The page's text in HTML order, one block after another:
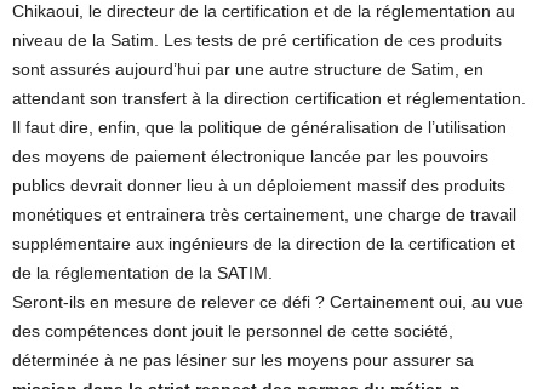
Chikaoui, le directeur de la certification et de la réglementation au
niveau de la Satim. Les tests de pré certification de ces produits
sont assurés aujourd’hui par une autre structure de Satim, en
attendant son transfert à la direction certification et réglementation.
Il faut dire, enfin, que la politique de généralisation de l’utilisation
des moyens de paiement électronique lancée par les pouvoirs
publics devrait donner lieu à un déploiement massif des produits
monétiques et entrainera très certainement, une charge de travail
supplémentaire aux ingénieurs de la direction de la certification et
de la réglementation de la SATIM.
Seront-ils en mesure de relever ce défi ? Certainement oui, au vue
des compétences dont jouit le personnel de cette société,
déterminée à ne pas lésiner sur les moyens pour assurer sa